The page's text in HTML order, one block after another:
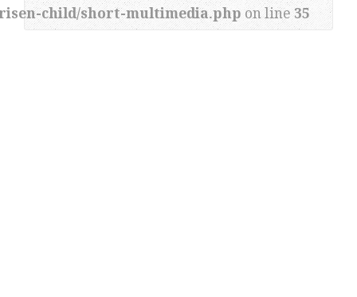
child/short-multimedia.php on line 35